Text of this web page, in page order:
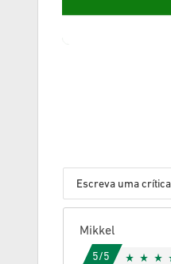
Escreva uma crítica
Mikkel
5/5